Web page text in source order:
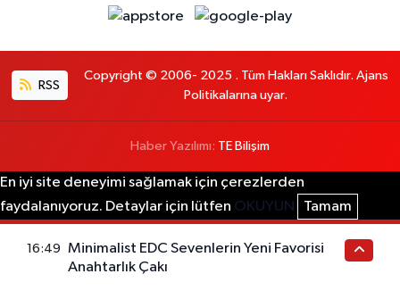
RSS
Copyright © 2006- 2025 . Tüm Hakları Saklıdır. Ajans
Politikalarına uyar.
Haber Yazılımı: TE Bilişim
En iyi site deneyimi sağlamak için çerezlerden
faydalanıyoruz. Detaylar için lütfen OKUYUN Tamam
16:49
Minimalist EDC Sevenlerin Yeni Favorisi
Anahtarlık Çakı